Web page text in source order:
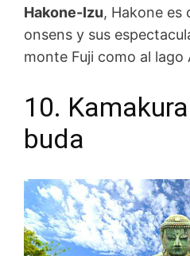
Hakone-Izu, Hakone es
onsens y sus
monte Fuji como al lago
10.
buda